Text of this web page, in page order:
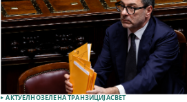
АКТУЕЛНОЗЕЛЕНА ТРАНЗИЦИЈАСВЕТ